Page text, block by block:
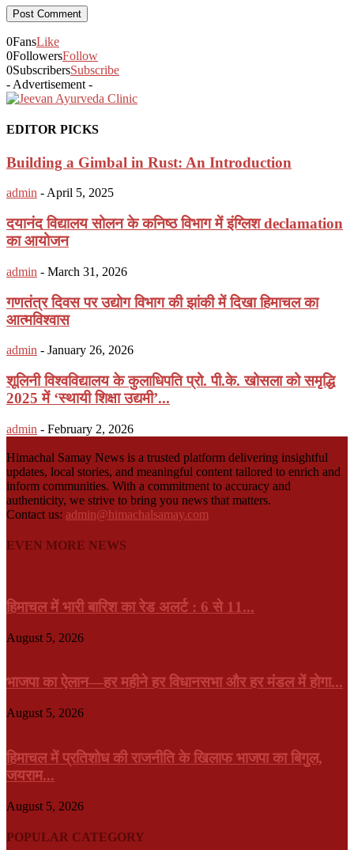
0FansLike
0FollowersFollow
0SubscribersSubscribe
- Advertisement -
EDITOR PICKS
Building a Gimbal in Rust: An Introduction
admin - April 5, 2025
दयानंद विद्यालय सोलन के कनिष्ठ विभाग में इंग्लिश declamation
का आयोजन
admin - March 31, 2026
गणतंत्र दिवस पर उद्योग विभाग की झांकी में दिखा हिमाचल का
आत्मविश्वास
admin - January 26, 2026
शूलिनी विश्वविद्यालय के कुलाधिपति प्रो. पी.के. खोसला को समृद्धि
2025 में ‘स्थायी शिक्षा उद्यमी’...
admin - February 2, 2026
Himachal Samay News is a trusted platform delivering insightful
updates, local stories, and meaningful content tailored to enrich and
inform communities. With a commitment to accuracy and
authenticity, we strive to bring you news that matters.
Contact us: admin@himachalsamay.com
EVEN MORE NEWS
हिमाचल में भारी बारिश का रेड अलर्ट : 6 से 11...
August 5, 2026
भाजपा का ऐलान—हर महीने हर विधानसभा और हर मंडल में होगा...
August 5, 2026
हिमाचल में प्रतिशोध की राजनीति के खिलाफ भाजपा का बिगुल,
जयराम...
August 5, 2026
POPULAR CATEGORY